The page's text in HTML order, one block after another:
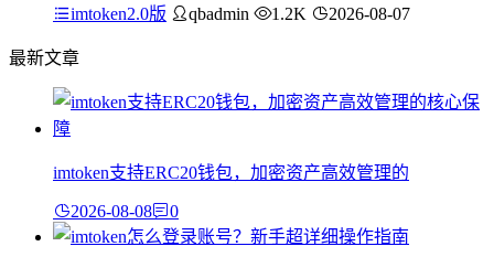
imtoken2.0版 qbadmin 1.2K 2026-08-07
最新文章
imtoken支持ERC20钱包，加密资产高效管理的
2026-08-08 0